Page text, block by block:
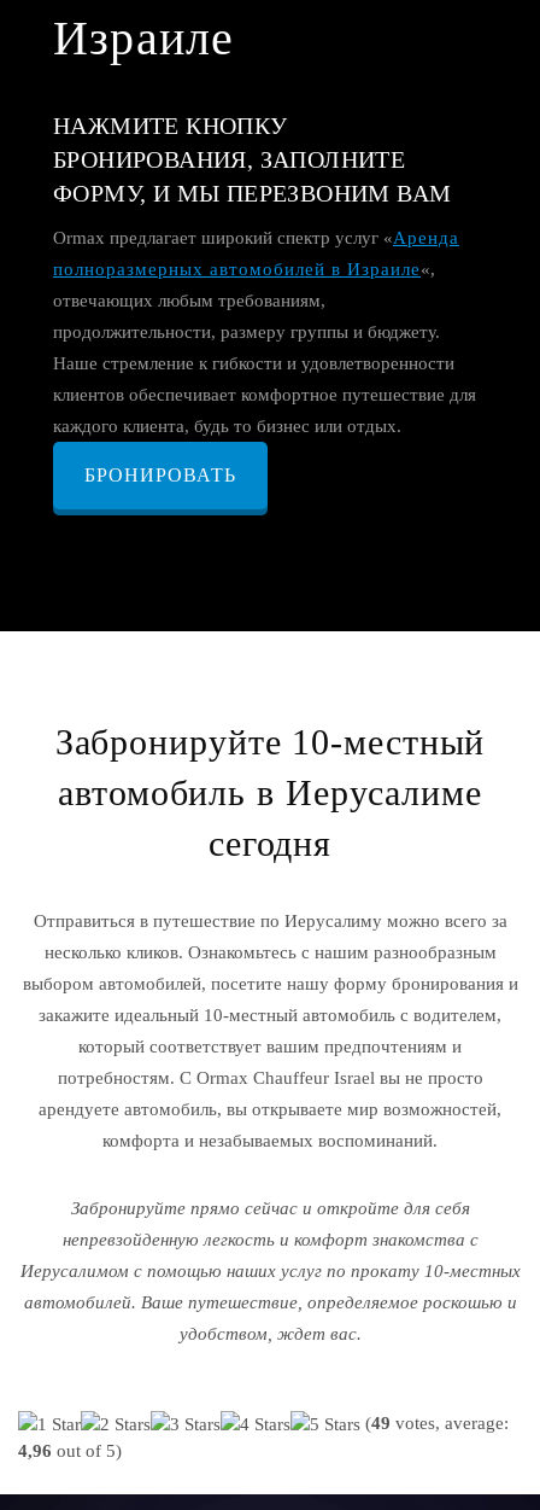
Израиле
НАЖМИТЕ КНОПКУ
БРОНИРОВАНИЯ, ЗАПОЛНИТЕ
ФОРМУ, И МЫ ПЕРЕЗВОНИМ ВАМ
Ormax предлагает широкий спектр услуг «Аренда
полноразмерных автомобилей в Израиле«,
отвечающих любым требованиям,
продолжительности, размеру группы и бюджету.
Наше стремление к гибкости и удовлетворенности
клиентов обеспечивает комфортное путешествие для
каждого клиента, будь то бизнес или отдых.
БРОНИРОВАТЬ
Забронируйте 10-местный
автомобиль в Иерусалиме
сегодня
Отправиться в путешествие по Иерусалиму можно всего за
несколько кликов. Ознакомьтесь с нашим разнообразным
выбором автомобилей, посетите нашу форму бронирования и
закажите идеальный 10-местный автомобиль с водителем,
который соответствует вашим предпочтениям и
потребностям. С Ormax Chauffeur Israel вы не просто
арендуете автомобиль, вы открываете мир возможностей,
комфорта и незабываемых воспоминаний.
Забронируйте прямо сейчас и откройте для себя
непревзойденную легкость и комфорт знакомства с
Иерусалимом с помощью наших услуг по прокату 10-местных
автомобилей. Ваше путешествие, определяемое роскошью и
удобством, ждет вас.
(49 votes, average:
4,96 out of 5)